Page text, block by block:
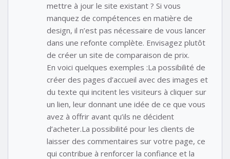
mettre à jour le site existant ? Si vous
manquez de compétences en matière de
design, il n’est pas nécessaire de vous lancer
dans une refonte complète. Envisagez plutôt
de créer un site de comparaison de prix.
En voici quelques exemples :La possibilité de
créer des pages d’accueil avec des images et
du texte qui incitent les visiteurs à cliquer sur
un lien, leur donnant une idée de ce que vous
avez à offrir avant qu’ils ne décident
d’acheter.La possibilité pour les clients de
laisser des commentaires sur votre page, ce
qui contribue à renforcer la confiance et la